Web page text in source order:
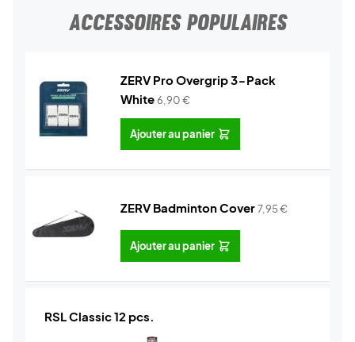
ACCESSOIRES POPULAIRES
ZERV Pro Overgrip 3-Pack
White6,90€
Ajouter au panier
ZERV Badminton Cover7,95€
Ajouter au panier
RSL Classic 12 pcs.